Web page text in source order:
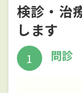
検診・治
します
1 問診